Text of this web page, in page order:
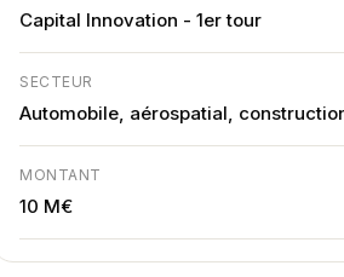
Capital Innovation - 1er tour
SECTEUR
Automobile, aérospatial,
MONTANT
10 M€